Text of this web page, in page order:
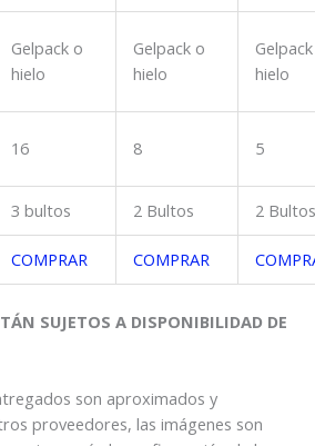
Gelpack o
hielo
Gelpack o
hielo
hielo
16 8 5
3 bultos 2 Bultos 2 Bultos
COMPRAR COMPRAR
SUJETOS A DISPONIBILIDAD DE
son aproximados y
proveedores, las imágenes son